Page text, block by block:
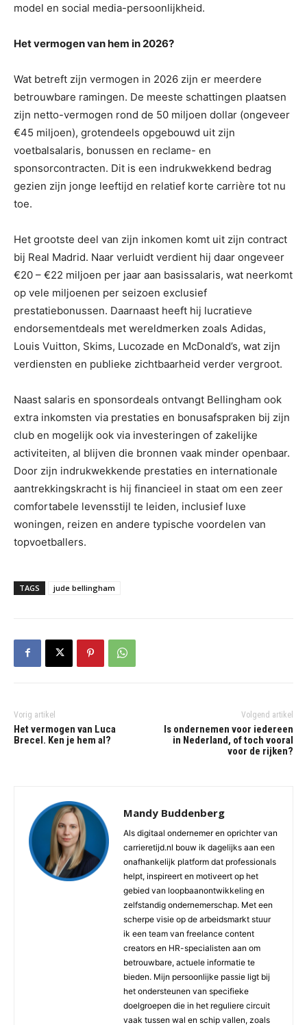
model en social media-persoonlijkheid.
Het vermogen van hem in 2026?
Wat betreft zijn vermogen in 2026 zijn er meerdere
betrouwbare ramingen. De meeste schattingen plaatsen
zijn netto-vermogen rond de 50 miljoen dollar (ongeveer
€45 miljoen), grotendeels opgebouwd uit zijn
voetbalsalaris, bonussen en reclame- en
sponsorcontracten. Dit is een indrukwekkend bedrag
gezien zijn jonge leeftijd en relatief korte carrière tot nu
toe.
Het grootste deel van zijn inkomen komt uit zijn contract
bij Real Madrid. Naar verluidt verdient hij daar ongeveer
€20 – €22 miljoen per jaar aan basissalaris, wat neerkomt
op vele miljoenen per seizoen exclusief
prestatiebonussen. Daarnaast heeft hij lucratieve
endorsementdeals met wereldmerken zoals Adidas,
Louis Vuitton, Skims, Lucozade en McDonald’s, wat zijn
verdiensten en publieke zichtbaarheid verder vergroot.
Naast salaris en sponsordeals ontvangt Bellingham ook
extra inkomsten via prestaties en bonusafspraken bij zijn
club en mogelijk ook via investeringen of zakelijke
activiteiten, al blijven die bronnen vaak minder openbaar.
Door zijn indrukwekkende prestaties en internationale
aantrekkingskracht is hij financieel in staat om een zeer
comfortabele levensstijl te leiden, inclusief luxe
woningen, reizen en andere typische voordelen van
topvoetballers.
TAGS jude bellingham
Vorig artikel
Het vermogen van Luca
Brecel. Ken je hem al?
Volgend artikel
Is ondernemen voor iedereen
in Nederland, of toch vooral
voor de rijken?
Mandy Buddenberg
Als digitaal ondernemer en oprichter van
carrieretijd.nl bouw ik dagelijks aan een
onafhankelijk platform dat professionals
helpt, inspireert en motiveert op het
gebied van loopbaanontwikkeling en
zelfstandig ondernemerschap. Met een
scherpe visie op de arbeidsmarkt stuur
ik een team van freelance content
creators en HR-specialisten aan om
betrouwbare, actuele informatie te
bieden. Mijn persoonlijke passie ligt bij
het ondersteunen van specifieke
doelgroepen die in het reguliere circuit
vaak tussen wal en schip vallen, zoals